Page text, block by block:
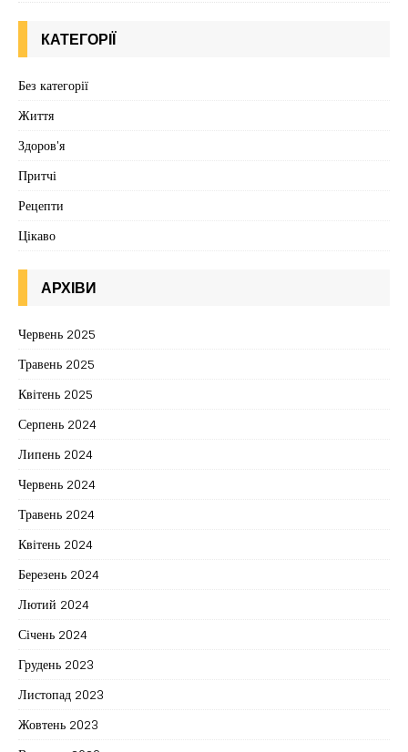
КАТЕГОРІЇ
Без категорії
Життя
Здоров'я
Притчі
Рецепти
Цікаво
АРХІВИ
Червень 2025
Травень 2025
Квітень 2025
Серпень 2024
Липень 2024
Червень 2024
Травень 2024
Квітень 2024
Березень 2024
Лютий 2024
Січень 2024
Грудень 2023
Листопад 2023
Жовтень 2023